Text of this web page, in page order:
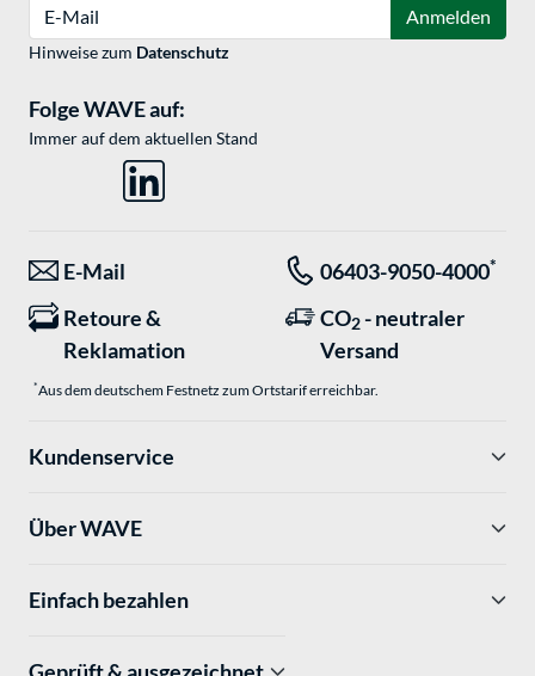
Anmelden
Hinweise zum Datenschutz
Folge WAVE auf:
Immer auf dem aktuellen Stand
E-Mail 06403-9050-4000*
Retoure &
Reklamation
CO2 - neutraler
Versand
*Aus dem deutschem Festnetz zum Ortstarif erreichbar.
Kundenservice
Über WAVE
Einfach bezahlen